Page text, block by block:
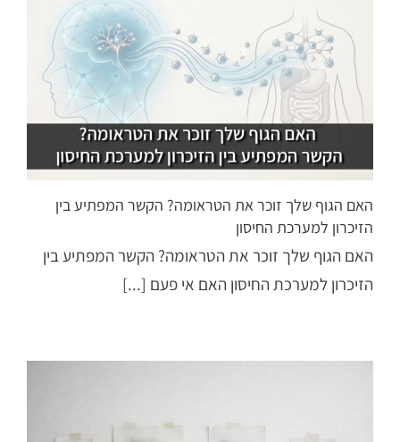
האם הגוף שלך זוכר את הטראומה? הקשר המפתיע בין
הזיכרון למערכת החיסון
האם הגוף שלך זוכר את הטראומה? הקשר המפתיע בין
הזיכרון למערכת החיסון האם אי פעם [...]